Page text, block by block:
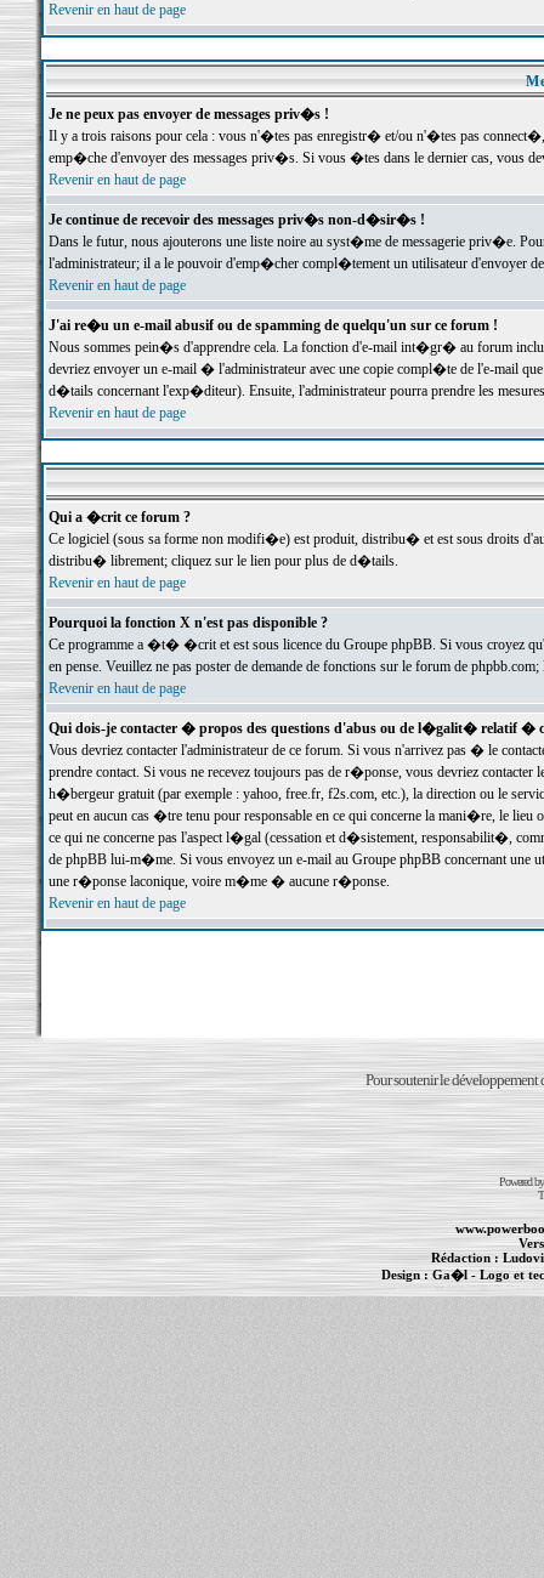
Revenir en haut de page
Je ne peux pas envoyer de messages priv�s !
Il y a trois raisons pour cela : vous n'�tes pas enregistr� et/ou n'�tes pas
emp�che d'envoyer des messages priv�s. Si vous �tes dans le dernier cas, vous
Revenir en haut de page
Je continue de recevoir des messages priv�s non-d�sir�s !
Dans le futur, nous ajouterons une liste noire au syst�me de messagerie priv�e.
l'administrateur; il a le pouvoir d'emp�cher compl�tement un utilisateur d'envoyer
Revenir en haut de page
J'ai re�u un e-mail abusif ou de spamming de quelqu'un sur ce forum !
Nous sommes pein�s d'apprendre cela. La fonction d'e-mail int�gr� au forum inclut
devriez envoyer un e-mail � l'administrateur avec une copie compl�te de l'e-mail
d�tails concernant l'exp�diteur). Ensuite, l'administrateur pourra prendre les
Revenir en haut de page
Qui a �crit ce forum ?
Ce logiciel (sous sa forme non modifi�e) est produit, distribu� et est sous droits
distribu� librement; cliquez sur le lien pour plus de d�tails.
Revenir en haut de page
Pourquoi la fonction X n'est pas disponible ?
Ce programme a �t� �crit et est sous licence du Groupe phpBB. Si vous croyez
en pense. Veuillez ne pas poster de demande de fonctions sur le forum de
Revenir en haut de page
Qui dois-je contacter � propos des questions d'abus ou de l�galit� relatif �
Vous devriez contacter l'administrateur de ce forum. Si vous n'arrivez pas � le
prendre contact. Si vous ne recevez toujours pas de r�ponse, vous devriez
h�bergeur gratuit (par exemple : yahoo, free.fr, f2s.com, etc.), la direction ou le
peut en aucun cas �tre tenu pour responsable en ce qui concerne la mani�re, le
ce qui ne concerne pas l'aspect l�gal (cessation et d�sistement, responsabilit�,
de phpBB lui-m�me. Si vous envoyez un e-mail au Groupe phpBB concernant une
une r�ponse laconique, voire m�me � aucune r�ponse.
Revenir en haut de page
Pour soutenir le développement
Powered
Rédaction :
Design :Ga�l- Logo et
Informations :